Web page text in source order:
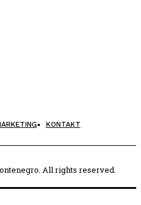
KONTAKT
All rights reserved.